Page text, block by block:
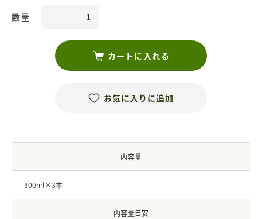
数量
カートに入れる
お気に入りに追加
内容量
300ml×3本
内容量目安